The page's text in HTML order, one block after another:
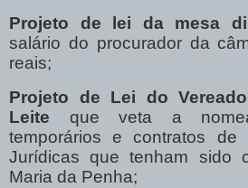
Projeto de lei da mesa
salário do procurador da
reais;
Projeto de Lei do
Leite que veta a
temporários e contratos
Jurídicas que tenham sido
Maria da Penha;